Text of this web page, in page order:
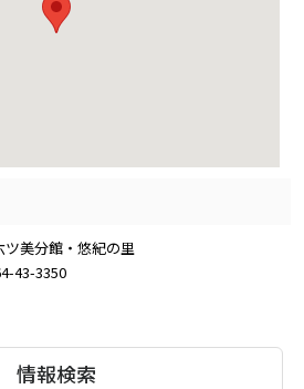
美分館・悠紀の里
43-3350
情報検索